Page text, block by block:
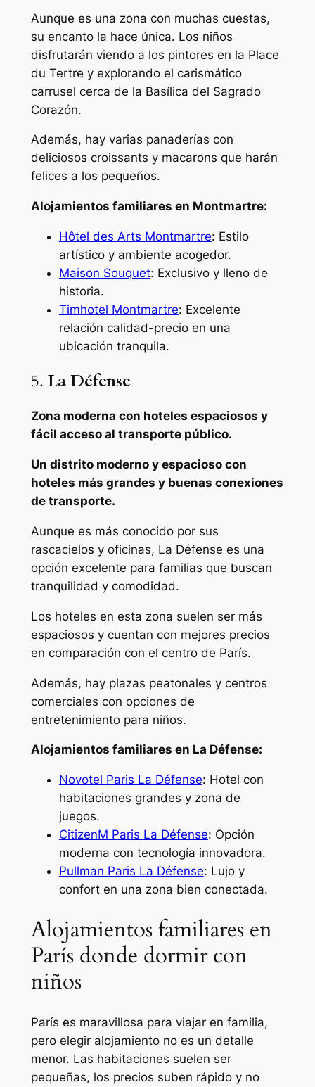
Aunque es una zona con muchas cuestas,
su encanto la hace única. Los niños
disfrutarán viendo a los pintores en la Place
du Tertre y explorando el carismático
carrusel cerca de la Basílica del Sagrado
Corazón.
Además, hay varias panaderías con
deliciosos croissants y macarons que harán
felices a los pequeños.
Alojamientos familiares en Montmartre:
Hôtel des Arts Montmartre: Estilo
artístico y ambiente acogedor.
Maison Souquet: Exclusivo y lleno de
historia.
Timhotel Montmartre: Excelente
relación calidad-precio en una
ubicación tranquila.
5. La Défense
Zona moderna con hoteles espaciosos y
fácil acceso al transporte público.
Un distrito moderno y espacioso con
hoteles más grandes y buenas conexiones
de transporte.
Aunque es más conocido por sus
rascacielos y oficinas, La Défense es una
opción excelente para familias que buscan
tranquilidad y comodidad.
Los hoteles en esta zona suelen ser más
espaciosos y cuentan con mejores precios
en comparación con el centro de París.
Además, hay plazas peatonales y centros
comerciales con opciones de
entretenimiento para niños.
Alojamientos familiares en La Défense:
Novotel Paris La Défense: Hotel con
habitaciones grandes y zona de
juegos.
CitizenM Paris La Défense: Opción
moderna con tecnología innovadora.
Pullman Paris La Défense: Lujo y
confort en una zona bien conectada.
Alojamientos familiares en
París donde dormir con
niños
París es maravillosa para viajar en familia,
pero elegir alojamiento no es un detalle
menor. Las habitaciones suelen ser
pequeñas, los precios suben rápido y no